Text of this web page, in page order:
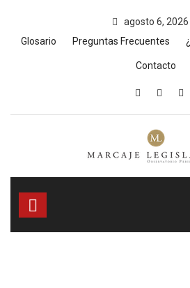
content
agosto 6, 2026
Glosario
Preguntas Frecuentes
Contacto